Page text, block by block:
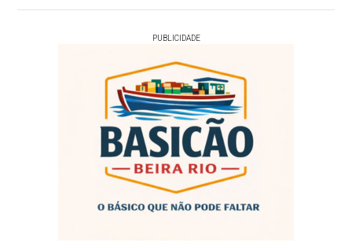
PUBLICIDADE